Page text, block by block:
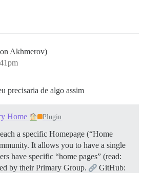
Akhmerov)
precisaria de algo assim
Home Plugin
a specific Homepage (“Home
It allows you to have a single
have specific “home pages” (read:
by their Primary Group.
GitHub: